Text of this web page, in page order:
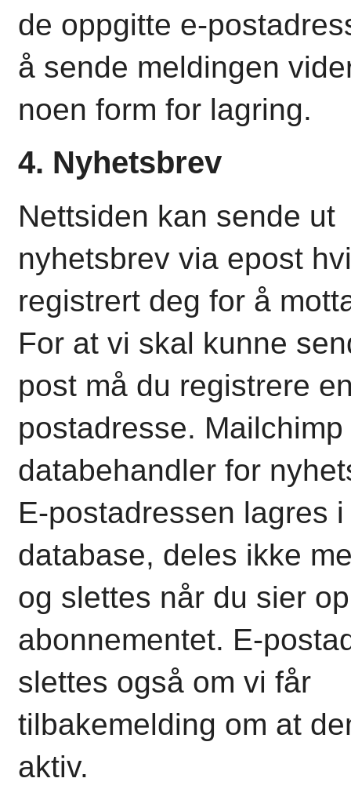
de oppgitte e-
å sende meldingen
noen form for lagring.
4. Nyhetsbrev
Nettsiden kan sende ut
nyhetsbrev via epost
registrert deg for å
For at vi skal kunne
post må du registrere
postadresse. Mailchimp
databehandler for
E-postadressen lagres
database, deles ikke
og slettes når du sier
abonnementet. E-
slettes også om vi får
tilbakemelding om at
aktiv.